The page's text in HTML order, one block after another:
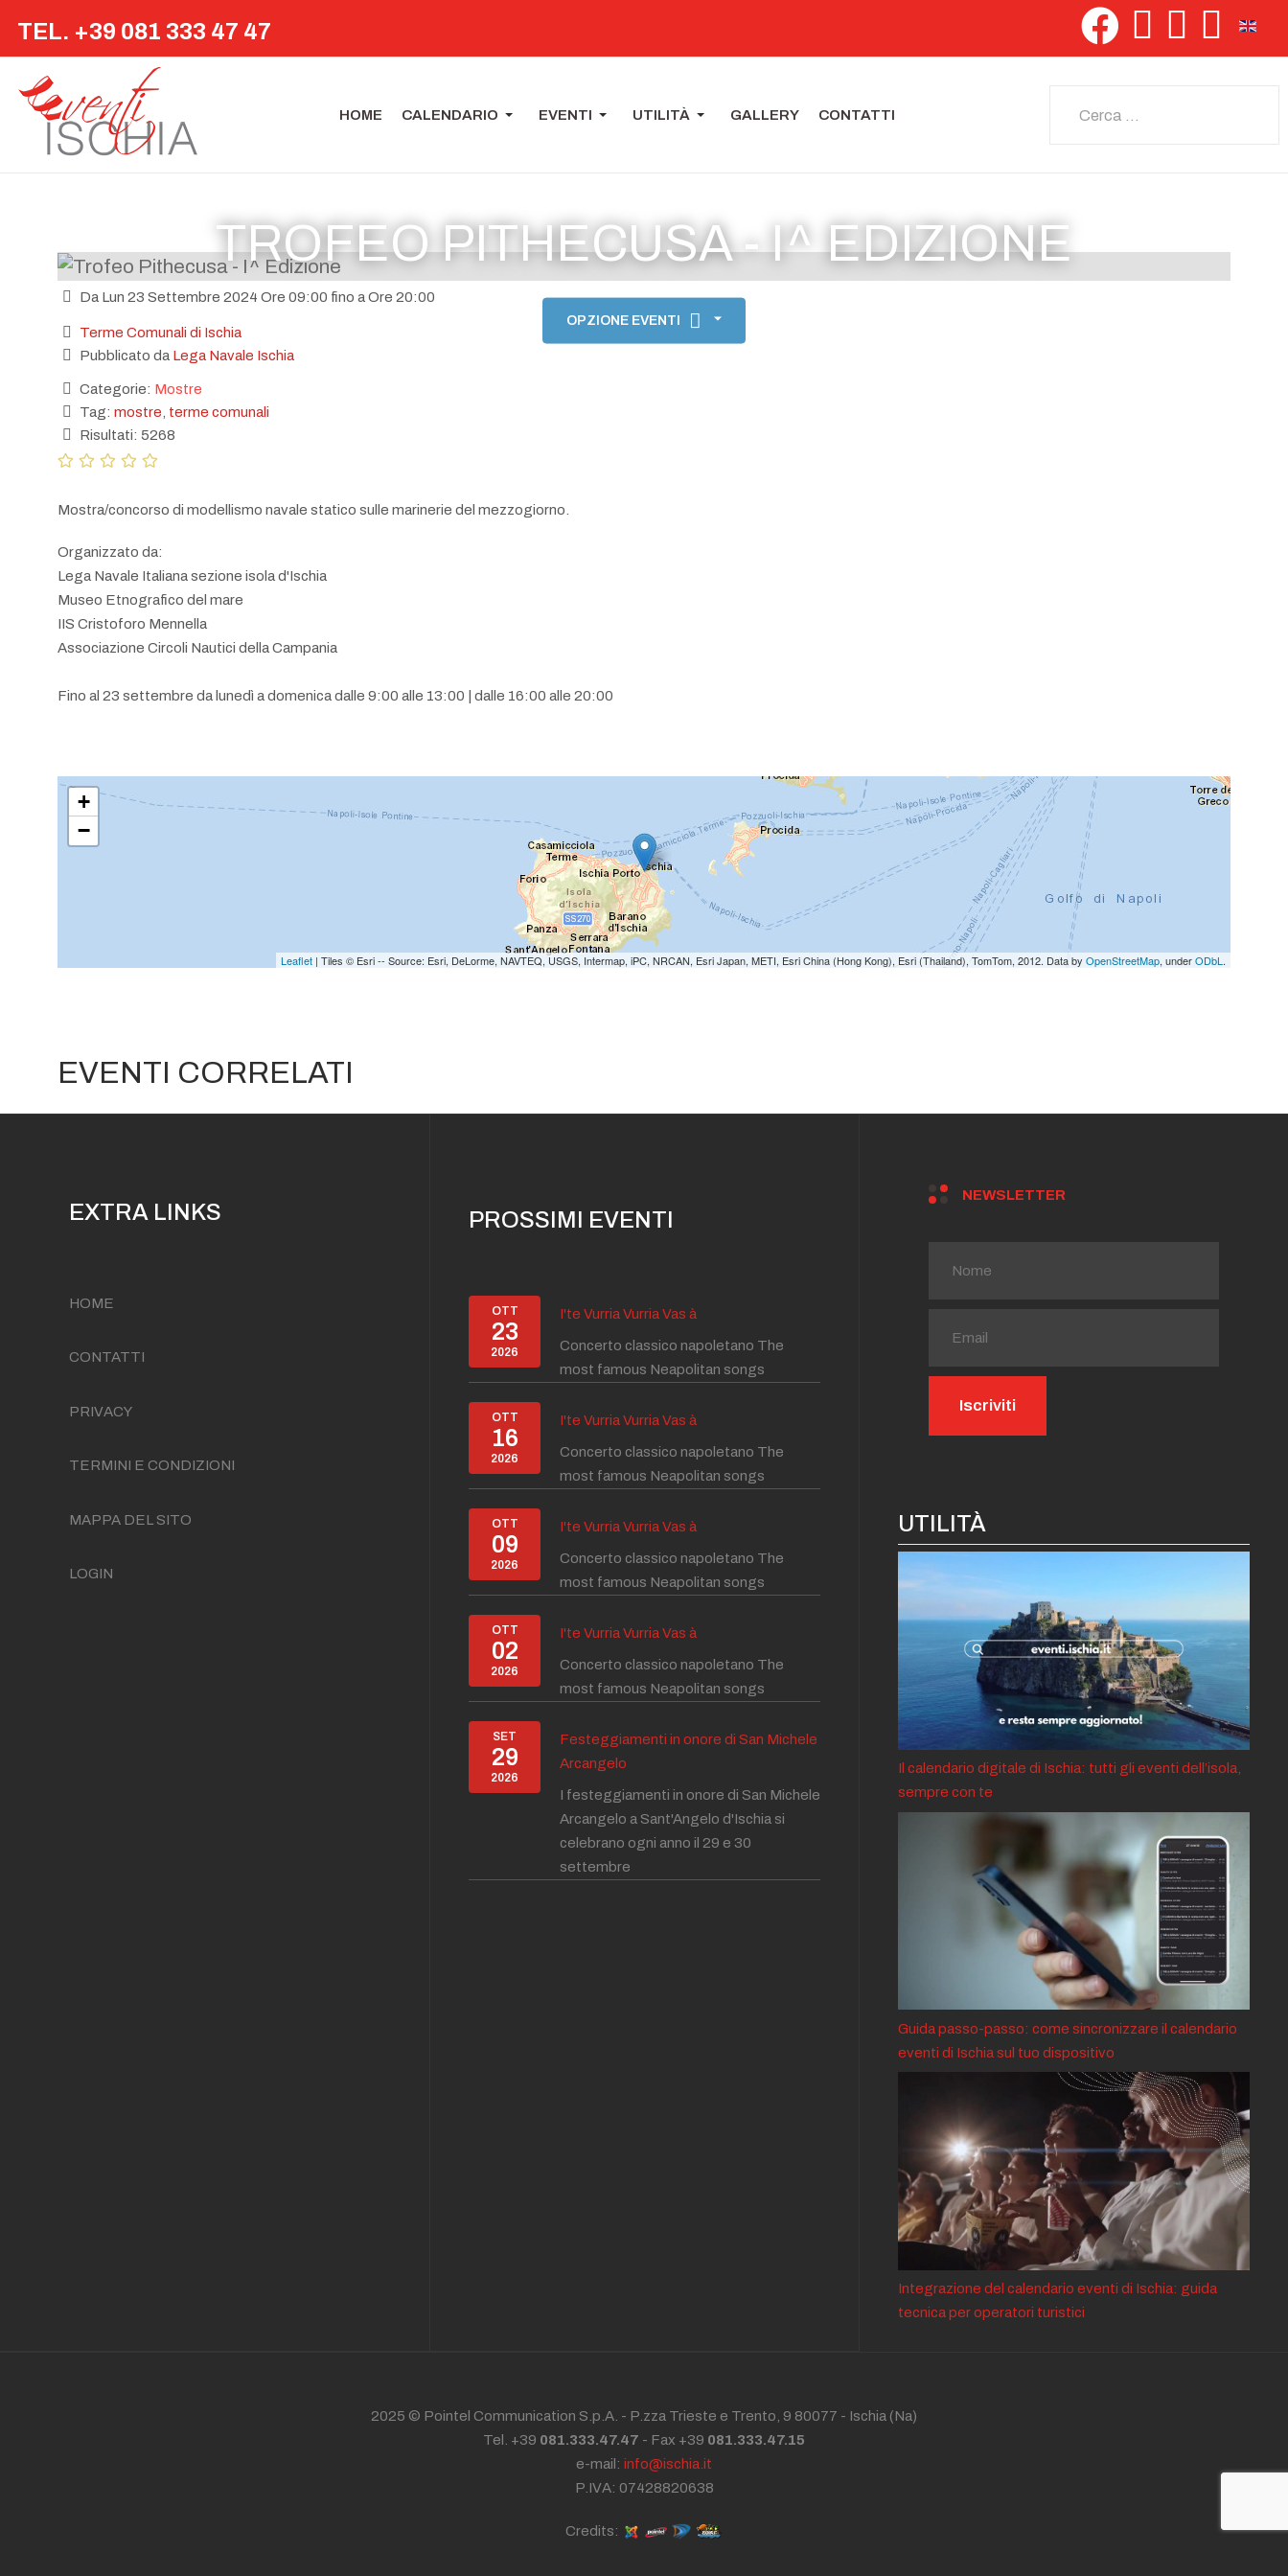
TEL. +39 081 333 47 47
HOME CALENDARIO EVENTI UTILITÀ GALLERY CONTATTI
TROFEO PITHECUSA - I^ EDIZIONE
OPZIONE EVENTI
Da Lun 23 Settembre 2024 Ore 09:00 fino a Ore 20:00
Terme Comunali di Ischia
Pubblicato da Lega Navale Ischia
Categorie: Mostre
Tag: mostre terme comunali
Risultati: 5268
Mostra/concorso di modellismo navale statico sulle marinerie del mezzogiorno.
Organizzato da:
Lega Navale Italiana sezione isola d'Ischia
Museo Etnografico del mare
IIS Cristoforo Mennella
Associazione Circoli Nautici della Campania
Fino al 23 settembre da lunedì a domenica dalle 9:00 alle 13:00 | dalle 16:00 alle 20:00
+
−
Leaflet | Tiles © Esri -- Source: Esri, DeLorme, NAVTEQ, USGS, Intermap, iPC, NRCAN, Esri Japan, METI, Esri China (Hong Kong), Esri (Thailand), TomTom, 2012. Data by OpenStreetMap, underODbL .
EVENTI CORRELATI
EXTRA LINKS
HOME
CONTATTI
PRIVACY
TERMINI E CONDIZIONI
MAPPA DEL SITO
LOGIN
PROSSIMI EVENTI
OTT
23
2026
I'te Vurria Vurria Vas à
Concerto classico napoletano The
most famous Neapolitan songs
OTT
16
2026
I'te Vurria Vurria Vas à
Concerto classico napoletano The
most famous Neapolitan songs
OTT
09
2026
I'te Vurria Vurria Vas à
Concerto classico napoletano The
most famous Neapolitan songs
OTT
02
2026
I'te Vurria Vurria Vas à
Concerto classico napoletano The
most famous Neapolitan songs
SET
29
2026
Festeggiamenti in onore di San Michele
Arcangelo
I festeggiamenti in onore di San Michele
Arcangelo a Sant'Angelo d'Ischia si
celebrano ogni anno il 29 e 30
settembre
NEWSLETTER
UTILITÀ
Il calendario digitale di Ischia: tutti gli eventi dell’isola,
sempre con te
Guida passo-passo: come sincronizzare il calendario
eventi di Ischia sul tuo dispositivo
Integrazione del calendario eventi di Ischia: guida
tecnica per operatori turistici
2025 © Pointel Communication S.p.A. - P.zza Trieste e Trento, 9 80077 - Ischia (Na)
Tel. +39 081.333.47.47 - Fax +39 081.333.47.15
e-mail: info@ischia.it
P.IVA: 07428820638
Credits: